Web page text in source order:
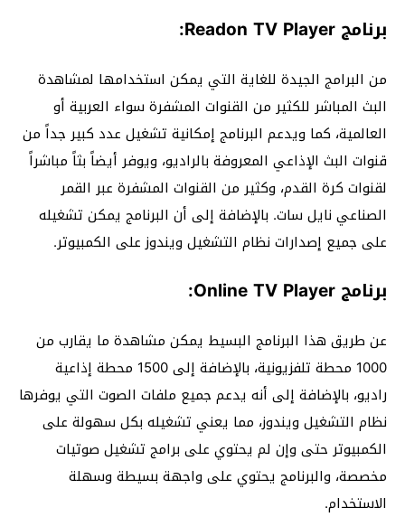
برنامج Readon TV Player:
من البرامج الجيدة للغاية التي يمكن استخدامها لمشاهدة
البث المباشر للكثير من القنوات المشفرة سواء العربية أو
العالمية، كما ويدعم البرنامج إمكانية تشغيل عدد كبير جداً من
قنوات البث الإذاعي المعروفة بالراديو، ويوفر أيضاً بثاً مباشراً
لقنوات كرة القدم، وكثير من القنوات المشفرة عبر القمر
الصناعي نايل سات. بالإضافة إلى أن البرنامج يمكن تشغيله
على جميع إصدارات نظام التشغيل ويندوز على الكمبيوتر.
برنامج Online TV Player:
عن طريق هذا البرنامج البسيط يمكن مشاهدة ما يقارب من
1000 محطة تلفزيونية، بالإضافة إلى 1500 محطة إذاعية
راديو، بالإضافة إلى أنه يدعم جميع ملفات الصوت التي يوفرها
نظام التشغيل ويندوز، مما يعني تشغيله بكل سهولة على
الكمبيوتر حتى وإن لم يحتوي على برامج تشغيل صوتيات
مخصصة، والبرنامج يحتوي على واجهة بسيطة وسهلة
الاستخدام.